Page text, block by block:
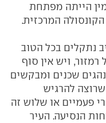
הייתה מפתחת
המרכזית.
נתקלים בכל הטוב
רמזור, ויש אין סוף
נהגים שכנים ומבקשים
להרגיש
פעמיים או שלוש זה
הנסיעה. העיר